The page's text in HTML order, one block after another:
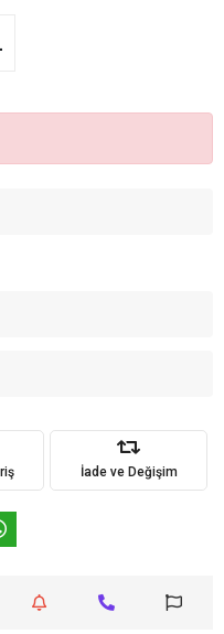
İade ve Değişim